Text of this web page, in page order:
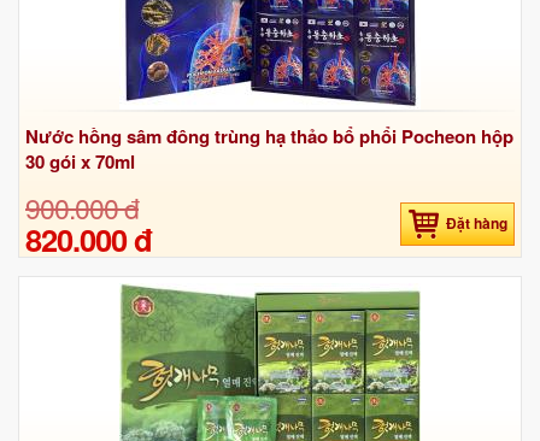
Nước hồng sâm đông trùng hạ thảo bổ phổi Pocheon hộp
30 gói x 70ml
900.000 đ
820.000 đ Đặt hàng